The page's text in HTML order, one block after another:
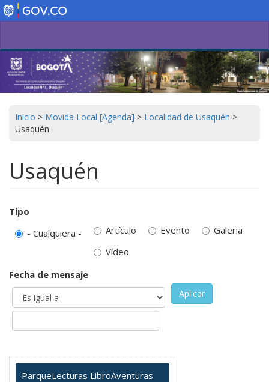
Pasar
al
Inicio > Movida Local [Agenda] > Localidad de Usaquén >
Usaquén
Usaquén
Tipo
- Cualquiera -
Artículo Evento
Galeria
Vídeo
Fecha de mensaje
Aplicar
ParqueLecturas LibroAventuras